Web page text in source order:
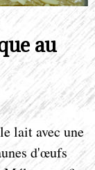
au
lait avec une
d'œufs